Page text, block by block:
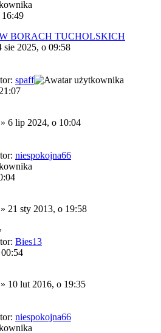
16:49
BORACH TUCHOLSKICH
sie 2025, o 09:58
spaff
» 6 lip 2024, o 10:04
niespokojna66
» 21 sty 2013, o 19:58
Bies13
» 10 lut 2016, o 19:35
niespokojna66